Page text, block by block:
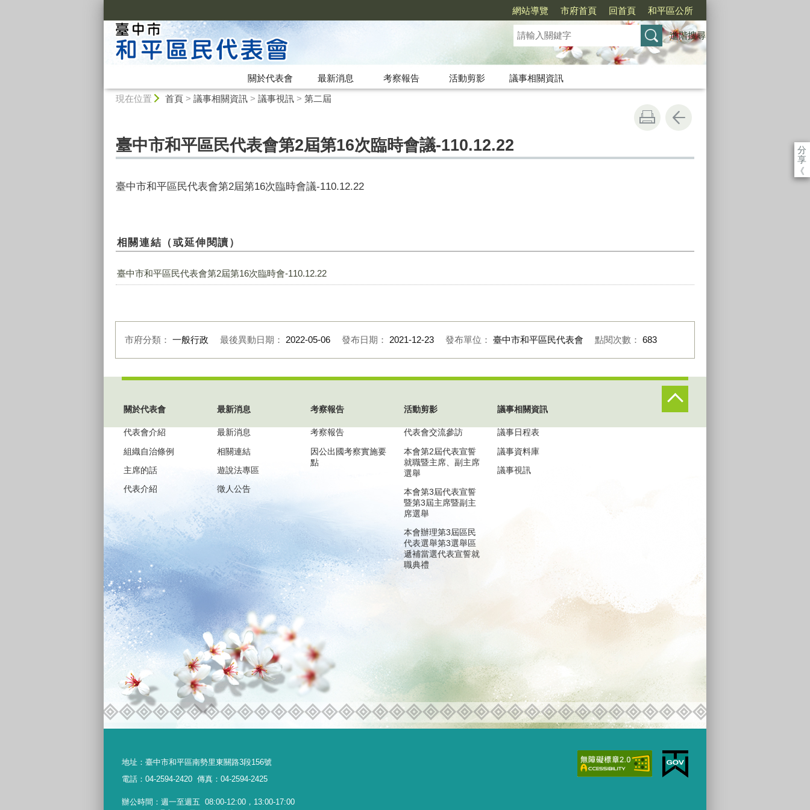
網站導覽 市府首頁 回首頁 和平區公所
進階搜尋
關於代表會 最新消息 考察報告 活動剪影
議事相關資訊
現在位置 首頁> 議事相關資訊> 議事視訊> 第二屆
分
享
《
臺中市和平區民代表會第2屆第16次臨時會議-110.12.22
臺中市和平區民代表會第2屆第16次臨時會議-110.12.22
相關連結（或延伸閱讀）
臺中市和平區民代表會第2屆第16次臨時會-110.12.22
市府分類： 一般行政 最後異動日期： 2022-05-06 發布日期： 2021-12-23 發布單位： 臺中市和平區民代表會 點閱次數： 683
關於代表會
代表會介紹
組織自治條例
主席的話
代表介紹
最新消息
最新消息
相關連結
遊說法專區
徵人公告
考察報告
考察報告
因公出國考察實施要
點
活動剪影
代表會交流參訪
本會第2屆代表宣誓
就職暨主席、副主席
選舉
本會第3屆代表宣誓
暨第3屆主席暨副主
席選舉
本會辦理第3屆區民
代表選舉第3選舉區
遞補當選代表宣誓就
職典禮
議事相關資訊
議事日程表
議事資料庫
議事視訊
地址： 臺中市和平區南勢里東關路3段156號
電話：04-2594-2420 傳真：04-2594-2425
辦公時間：週一至週五 08:00-12:00，13:00-17:00